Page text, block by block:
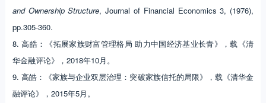
and Ownership Structure, Journal of Financial Economics 3, (1976),
pp.305-360.
8. 高皓：《拓展家族财富管理格局 助力中国经济基业长青》，载《清
华金融评论》，2018年10月。
9. 高皓：《家族与企业双层治理：突破家族信托的局限》，载《清华金
融评论》，2015年5月。